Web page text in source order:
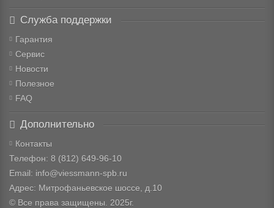
Служба поддержки
Гарантия
Сервис
Новости
Полезное
FAQ
Дополнительно
Контакты
Телефон: 8 (812) 649-96-10
Email: info@viessmann-spb.ru
Адрес: Митрофаньевское шоссе, д.10
© Все права защищены. 2025г.